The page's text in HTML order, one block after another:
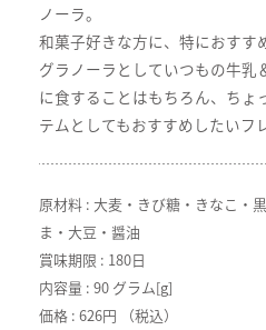
ノーラ。
和菓子好きな方に、特におすす
グラノーラとしていつもの牛乳
に食することはもちろん、ちょ
テムとしてもおすすめしたいフ
原材料 : 大麦・きび糖・きなこ・
ま・大豆・醤油
賞味期限 : 180日
内容量 : 90 グラム[g]
価格 : 626円 （税込）